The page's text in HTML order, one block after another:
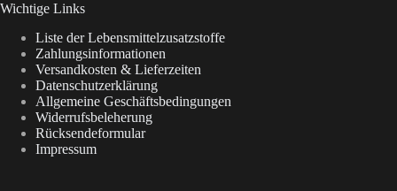
Wichtige Links
Liste der Lebensmittelzusatzstoffe
Zahlungsinformationen
Versandkosten & Lieferzeiten
Datenschutzerklärung
Allgemeine Geschäftsbedingungen
Widerrufsbeleherung
Rücksendeformular
Impressum